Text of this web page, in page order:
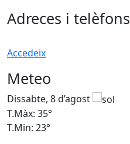
Adreces i telèfons
Accedeix
Meteo
Dissabte, 8 d’agost
T.Màx: 35°
T.Min: 23°